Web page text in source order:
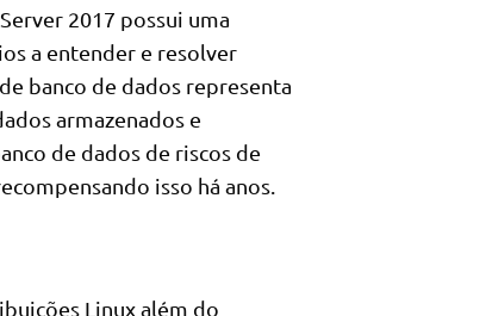
2017 possui uma
a entender e resolver
banco de dados representa
armazenados e
de dados de riscos de
isso há anos.
Linux além do